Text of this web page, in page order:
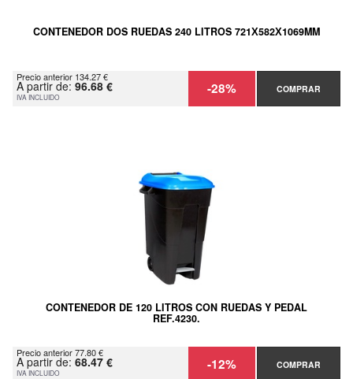
CONTENEDOR DOS RUEDAS 240 LITROS 721Х582Х1069MM
Precio anterior 134.27 €
A partir de: 96.68 €
IVA INCLUIDO -28% COMPRAR
CONTENEDOR DE 120 LITROS CON RUEDAS Y PEDAL
REF.4230.
Precio anterior 77.80 €
A partir de: 68.47 €
IVA INCLUIDO -12% COMPRAR